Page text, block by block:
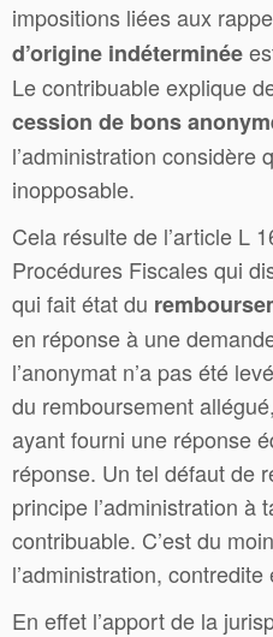
impositions liées aux
d’origine indéterminée
Le contribuable explique
cession de bons
l’administration considère
inopposable.
Cela résulte de l’article L
Procédures Fiscales qui
qui fait état du
en réponse à une
l’anonymat n’a pas été
du remboursement
ayant fourni une réponse
réponse. Un tel défaut de
principe l’administration à
contribuable. C’est du
l’administration, contredite
En effet l’apport de la